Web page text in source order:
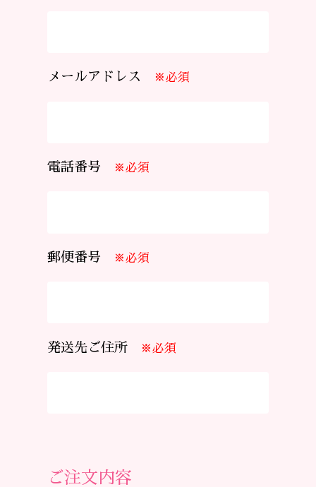
メールアドレス ※必須
電話番号 ※必須
郵便番号 ※必須
発送先ご住所 ※必須
ご注文内容